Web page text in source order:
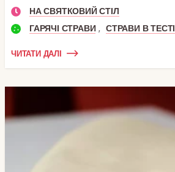
НА СВЯТКОВИЙ СТІЛ
ГАРЯЧІ СТРАВИ , СТРАВИ В ТЕСТІ
ЧИТАТИ ДАЛІ